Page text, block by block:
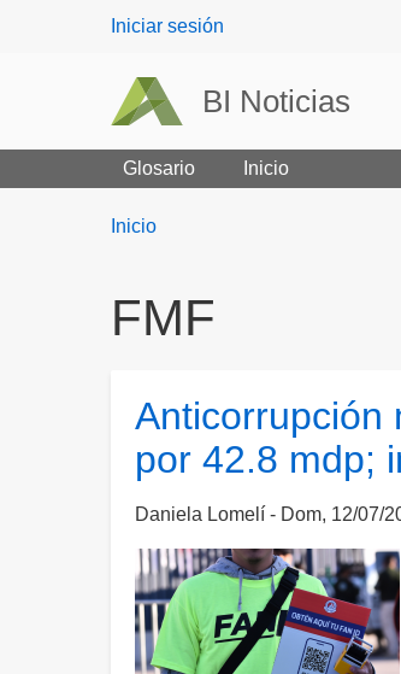
User
Iniciar sesión
BI Noticias
Glosario Inicio
Breadcrumbs
You
Inicio
FMF
Anticorrupción
por 42.8 mdp;
Daniela Lomelí Dom, 12/07/